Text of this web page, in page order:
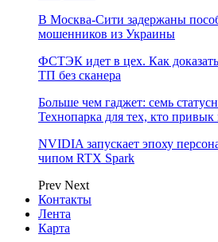
В Москва-Сити задержаны
мошенников из Украины
ФСТЭК идет в цех. Как
ТП без сканера
Больше чем гаджет: семь
Технопарка для тех, кто
NVIDIA запускает эпоху
чипом RTX Spark
Prev Next
Контакты
Лента
Карта